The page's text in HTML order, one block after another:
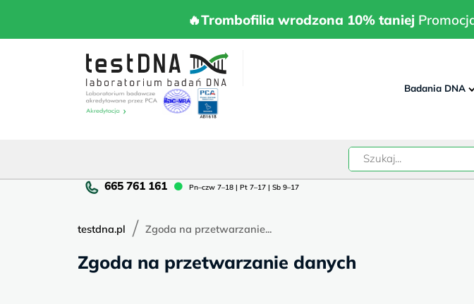
🔥Trombofilia wrodzona 10% taniej
🔥Trombofilia wrodzona 10% taniej Promocja
Pn–czw 7–18 | Pt 7–17 | Sb 9–17Pn–
Pt
7–
Badania DNA
testdna.pl / Zgoda na przetwarzanie...
Zgoda na przetwarzanie danych